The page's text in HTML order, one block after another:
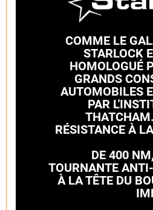
COMME LE
STARLOCK
HOMOLOGUÉ
GRANDS
AUTOMOBILES
PAR
RÉSISTANCE À
DE 400
TOURNANTE
À LA TÊTE DU